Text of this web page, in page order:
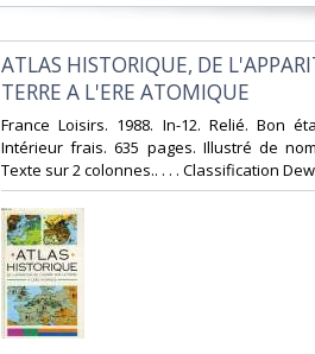
‎ATLAS HISTORIQUE, DE
TERRE A L'ERE ATOMIQUE‎
‎France Loisirs. 1988. In-12. Relié. Bon
Intérieur frais. 635 pages. Illustré de
Texte sur 2 colonnes.. . . . Classification